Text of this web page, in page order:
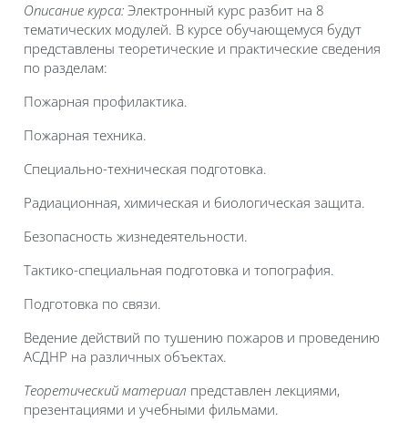
Описание курса: Электронный курс разбит на 8
тематических модулей. В курсе обучающемуся будут
представлены теоретические и практические сведения
по разделам:
Пожарная профилактика.
Пожарная техника.
Специально-техническая подготовка.
Радиационная, химическая и биологическая защита.
Безопасность жизнедеятельности.
Тактико-специальная подготовка и топография.
Подготовка по связи.
Ведение действий по тушению пожаров и проведению
АСДНР на различных объектах.
Теоретический материал представлен лекциями,
презентациями и учебными фильмами.